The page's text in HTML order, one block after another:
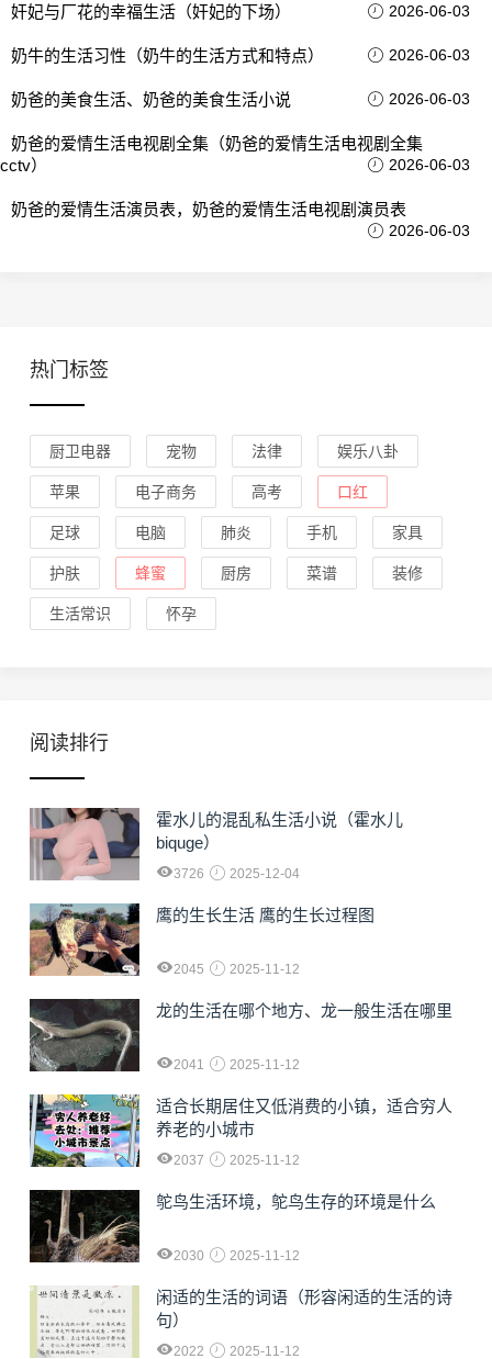
奸妃与厂花的幸福生活（奸妃的下场） 2026-06-03
奶牛的生活习性（奶牛的生活方式和特点） 2026-06-03
奶爸的美食生活、奶爸的美食生活小说 2026-06-03
奶爸的爱情生活电视剧全集（奶爸的爱情生活电视剧全集
cctv）
2026-06-03
奶爸的爱情生活演员表，奶爸的爱情生活电视剧演员表
2026-06-03
热门标签
厨卫电器 宠物 法律 娱乐八卦
苹果 电子商务 高考 口红
足球 电脑 肺炎 手机 家具
护肤 蜂蜜 厨房 菜谱 装修
生活常识 怀孕
阅读排行
霍水儿的混乱私生活小说（霍水儿
biquge）
3726 2025-12-04
鹰的生长生活 鹰的生长过程图
2045 2025-11-12
龙的生活在哪个地方、龙一般生活在哪里
2041 2025-11-12
适合长期居住又低消费的小镇，适合穷人
养老的小城市
2037 2025-11-12
鸵鸟生活环境，鸵鸟生存的环境是什么
2030 2025-11-12
闲适的生活的词语（形容闲适的生活的诗
句）
2022 2025-11-12